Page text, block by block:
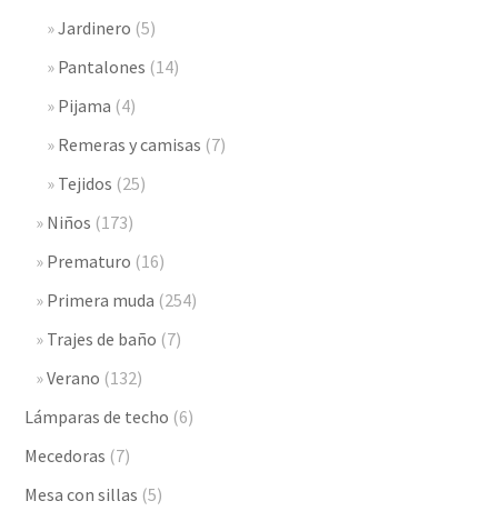
Jardinero (5)
Pantalones (14)
Pijama (4)
Remeras y camisas (7)
Tejidos (25)
Niños (173)
Prematuro (16)
Primera muda (254)
Trajes de baño (7)
Verano (132)
Lámparas de techo (6)
Mecedoras (7)
Mesa con sillas (5)